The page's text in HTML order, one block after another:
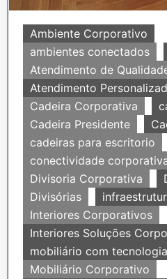
Ambiente Corporativo
ambientes conectados
Atendimento de
Atendimento
Cadeira Corporativa
Cadeira Presidente
cadeiras para escritorio
conectividade
Divisoria Corporativa
Divisórias
Interiores Corporativos
Interiores Soluções
mobiliário com tecnologia
Mobiliário Corporativo